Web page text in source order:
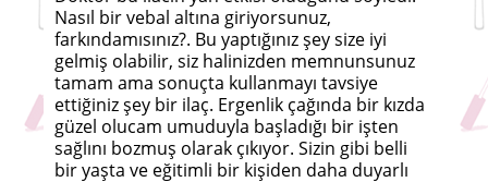
Nasıl bir vebal altına giriyorsunuz,
farkındamısınız?. Bu yaptığınız şey size iyi
gelmiş olabilir, siz halinizden memnunsunuz
tamam ama sonuçta kullanmayı tavsiye
ettiğiniz şey bir ilaç. Ergenlik çağında bir kızda
güzel olucam umuduyla başladığı bir işten
sağlını bozmuş olarak çıkıyor. Sizin gibi belli
bir yaşta ve eğitimli bir kişiden daha duyarlı